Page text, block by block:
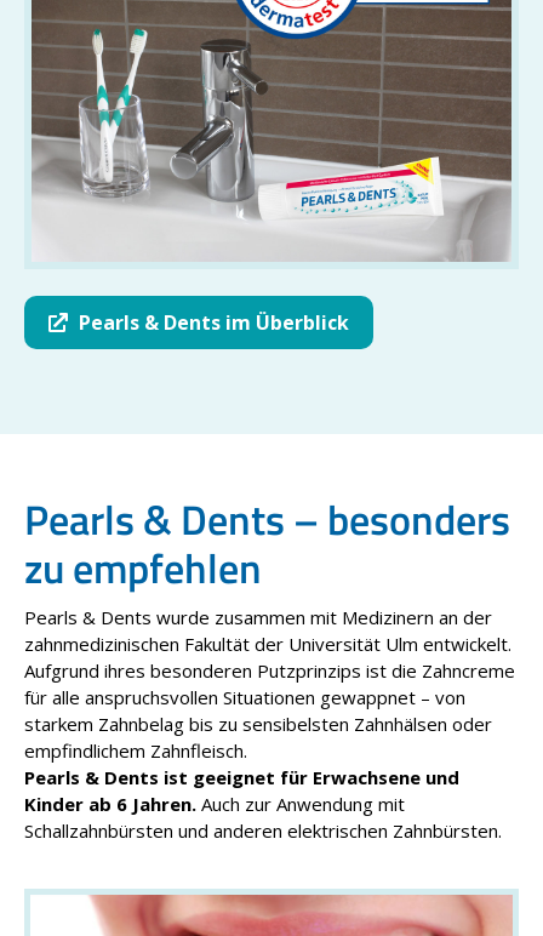
Pearls & Dents im Überblick
Pearls & Dents – besonders
zu empfehlen
Pearls & Dents wurde zusammen mit Medizinern an der
zahnmedizinischen Fakultät der Universität Ulm entwickelt.
Aufgrund ihres besonderen Putzprinzips ist die Zahncreme
für alle anspruchsvollen Situationen gewappnet – von
starkem Zahnbelag bis zu sensibelsten Zahnhälsen oder
empfindlichem Zahnfleisch.
Pearls & Dents ist geeignet für Erwachsene und
Kinder ab 6 Jahren. Auch zur Anwendung mit
Schallzahnbürsten und anderen elektrischen Zahnbürsten.